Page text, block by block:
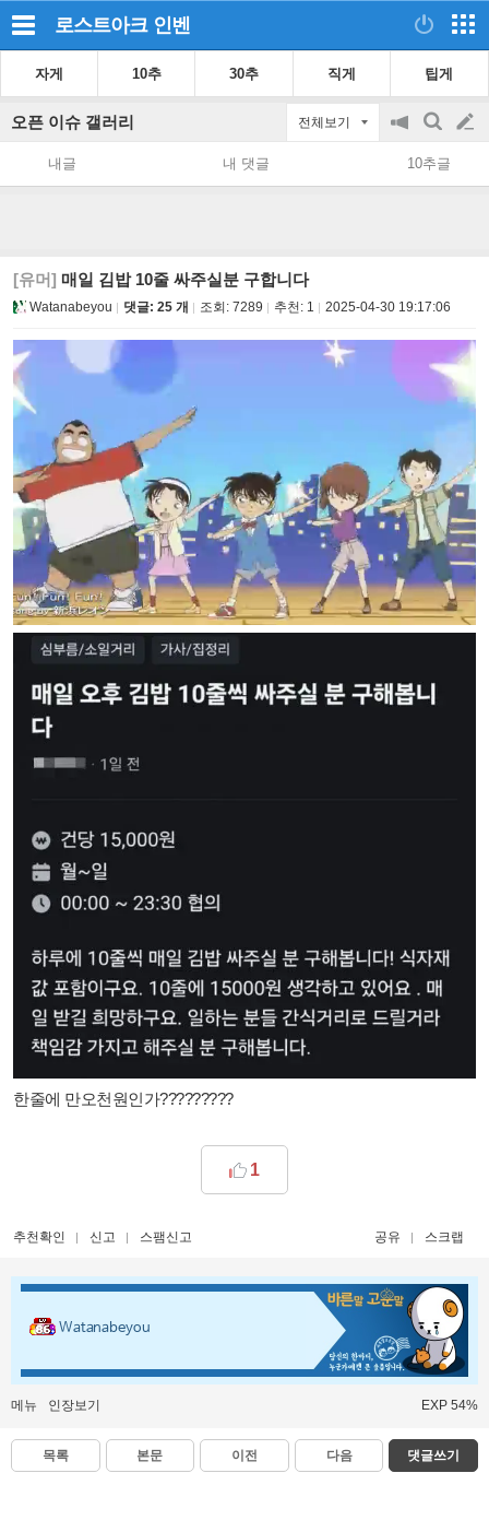
로스트아크 인벤
자게 10추 30추 직게 팁게
오픈 이슈 갤러리 전체보기
공
지
on/off
검
색
글
쓰
내글 내 댓글 10추글
[유머] 매일 김밥 10줄 싸주실분 구합니다
Watanabeyou 댓글: 25 개 조회: 7289 추천: 1 2025-04-30 19:17:06
한줄에 만오천원인가?????????​
1
추천확인 신고 스팸신고 공유 스크랩
Watanabeyou
메뉴 인장보기 EXP 54%
목록 본문 이전 다음 댓글쓰기